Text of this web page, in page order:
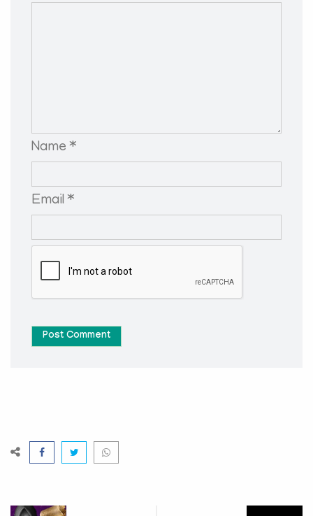
Name *
Email *
Post Comment